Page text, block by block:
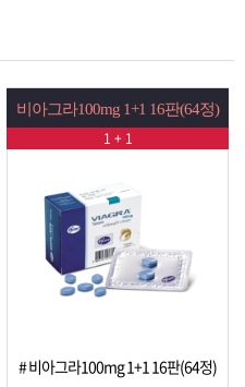
비아그라100mg 1+1 16판(64정)
# 비아그라100mg 1+1 16판(64정)
1 + 1